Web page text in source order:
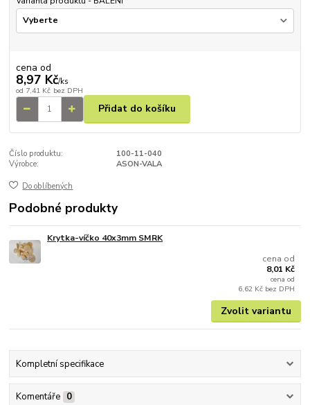
cena od
8,97 Kč/ks
od 7,41 Kč bez DPH
Přidat do košíku
Číslo produktu:
100-11-040
Výrobce:
ASON-VALA
Do oblíbených
Podobné produkty
Krytka-víčko 40x3mm SMRK
cena od
8,01 Kč
cena od
6,62 Kč bez DPH
Zvolit variantu
Kompletní specifikace
Komentáře 0